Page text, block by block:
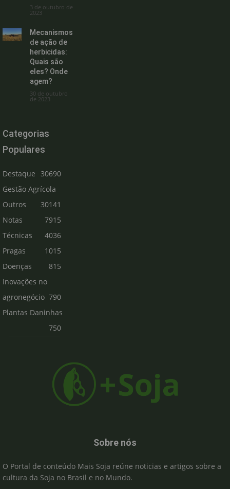
3 de outubro de
2023
Mecanismos
de ação de
herbicidas:
Quais são
eles? Onde
agem?
30 de outubro
de 2023
Categorias
Populares
Destaque
30690
Gestão Agrícola
30141
Outros
7915
Notas
Técnicas
4036
Pragas
1015
Doenças
815
Inovações no
agronegócio 790
Plantas Daninhas
750
Sobre nós
O Portal de conteúdo Mais Soja reúne noticias e artigos sobre a
cultura da Soja no Brasil e no Mundo.